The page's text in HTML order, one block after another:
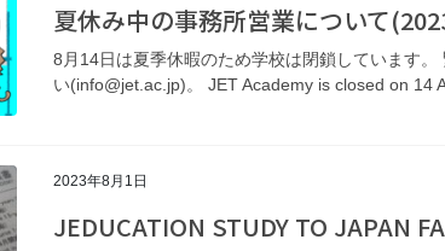
夏休み中の事務所営業について
8月14日は夏季休暇のため学校は閉鎖しています
い(info@jet.ac.jp)。 JET Academy is closed on
2023年8月1日
JEDUCATION STUDY TO JAPAN